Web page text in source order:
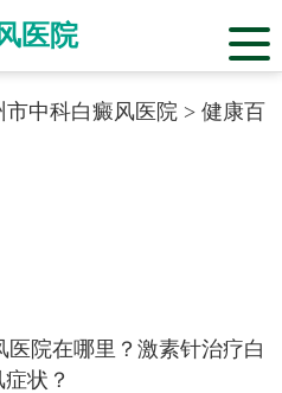
医院
市中科白癜风医院> 健康百
院在哪里？激素针治疗白
状？